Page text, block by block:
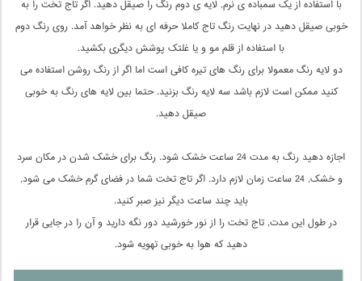
با استفاده از یک سمباده ی نرم, لایه ی دوم رنگ را صیقل دهید. اگر تاج تخت را به
خوبی صیقل دهید در نهایت رنگ تاج کاملا حرفه ای به نظر خواهد آمد. روی رنگ دوم
با استفاده از قلم مو و یا غلتک پوشش دیگری بکشید.
دو لایه رنگ معمولا برای رنگ های تیره کافی است اما اگر از رنگ روشن استفاده می
کنید ممکن است لازم باشد سه لایه رنگ بزنید. حتما بین لایه های رنگ به خوبی
صیقل دهید.
اجازه دهید رنگ به مدت 24 ساعت خشک شود. رنگ برای خشک شدن در مکان سرد
و خشک, 24 ساعت زمان لازم دارد. اگر تاج تخت شما در فضای گرم خشک می شود,
باید چند ساعت دیگر نیز صبر کنید.
در طول این مدت, تاج تخت را از نور خورشید دور نگه دارید و آن را در جایی قرار
دهید که هوا به خوبی تهویه شود.